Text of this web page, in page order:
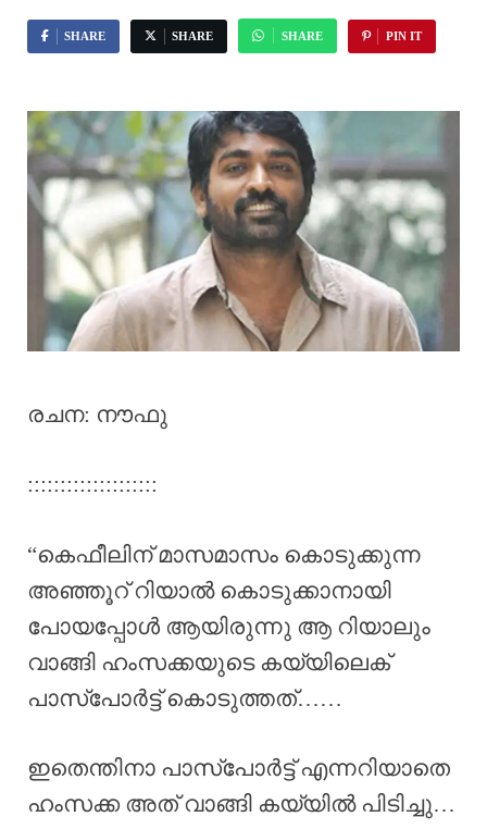
SHARE SHARE SHARE PIN IT
രചന: നൗഫു
::::::::::::::::::::
“കെഫീലിന് മാസമാസം കൊടുക്കുന്ന
അഞ്ഞൂറ് റിയാൽ കൊടുക്കാനായി
പോയപ്പോൾ ആയിരുന്നു ആ റിയാലും
വാങ്ങി ഹംസക്കയുടെ കയ്യിലെക്
പാസ്പോർട്ട്‌ കൊടുത്തത്……
ഇതെന്തിനാ പാസ്പോർട്ട്‌ എന്നറിയാതെ
ഹംസക്ക അത് വാങ്ങി കയ്യിൽ പിടിച്ചു…